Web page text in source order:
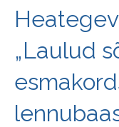
„Laulud